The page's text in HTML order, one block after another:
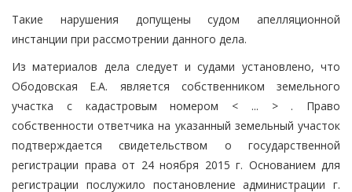
Такие нарушения допущены судом апелляционной
инстанции при рассмотрении данного дела.
Из материалов дела следует и судами установлено, что
Ободовская Е.А. является собственником земельного
участка с кадастровым номером < ... > . Право
собственности ответчика на указанный земельный участок
подтверждается свидетельством о государственной
регистрации права от 24 ноября 2015 г. Основанием для
регистрации послужило постановление администрации г.